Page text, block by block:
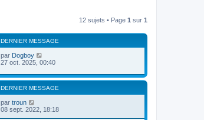
12 sujets • Page 1 sur 1
DERNIER MESSAGE
par Dogboy
27 oct. 2025, 00:40
DERNIER MESSAGE
par troun
08 sept. 2022, 18:18